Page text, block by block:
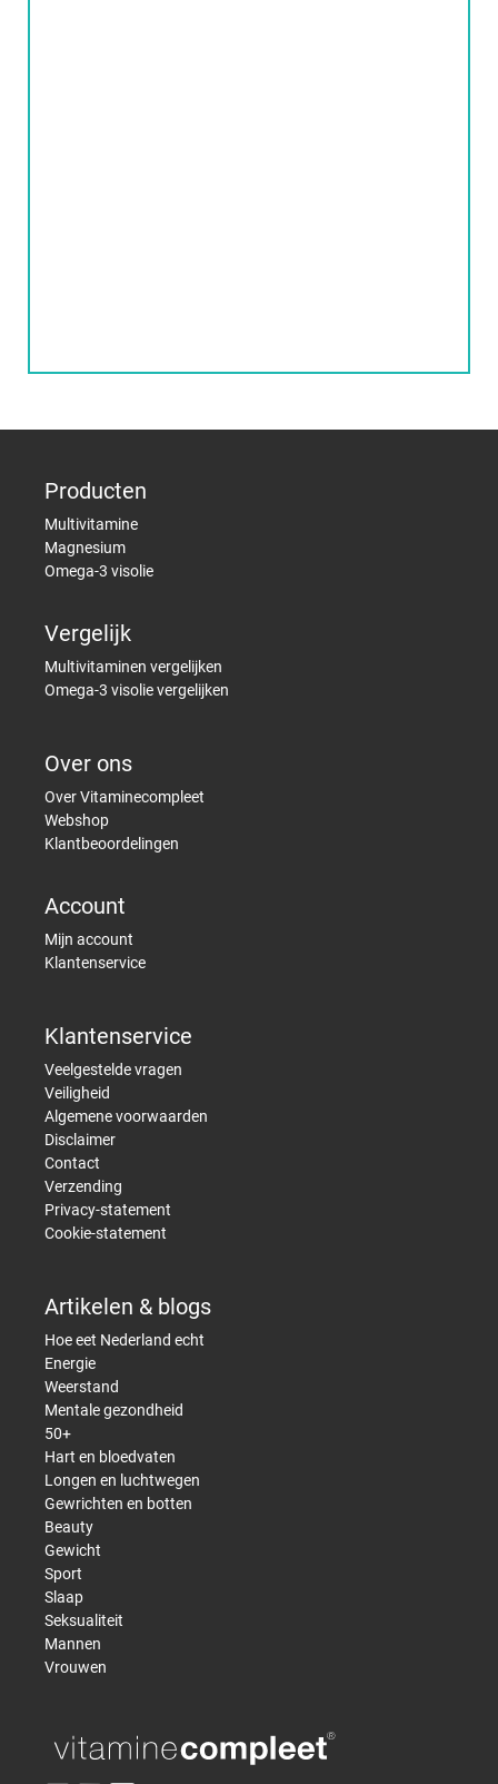
Producten
Multivitamine
Magnesium
Omega-3 visolie
Vergelijk
Multivitaminen vergelijken
Omega-3 visolie vergelijken
Over ons
Over Vitaminecompleet
Webshop
Klantbeoordelingen
Account
Mijn account
Klantenservice
Klantenservice
Veelgestelde vragen
Veiligheid
Algemene voorwaarden
Disclaimer
Contact
Verzending
Privacy-statement
Cookie-statement
Artikelen & blogs
Hoe eet Nederland echt
Energie
Weerstand
Mentale gezondheid
50+
Hart en bloedvaten
Longen en luchtwegen
Gewrichten en botten
Beauty
Gewicht
Sport
Slaap
Seksualiteit
Mannen
Vrouwen